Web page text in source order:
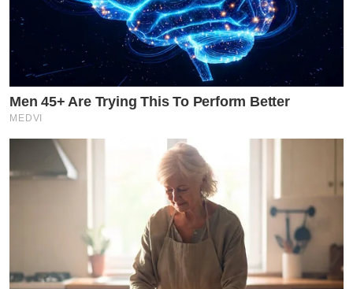
Men 45+ Are Trying This To Perform Better
MEDVI